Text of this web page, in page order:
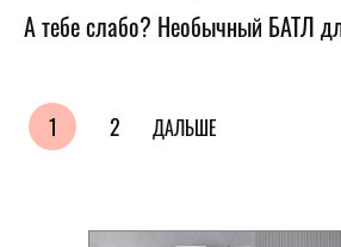
А тебе слабо? Необычный БАТЛ
1 2 ДАЛЬШЕ